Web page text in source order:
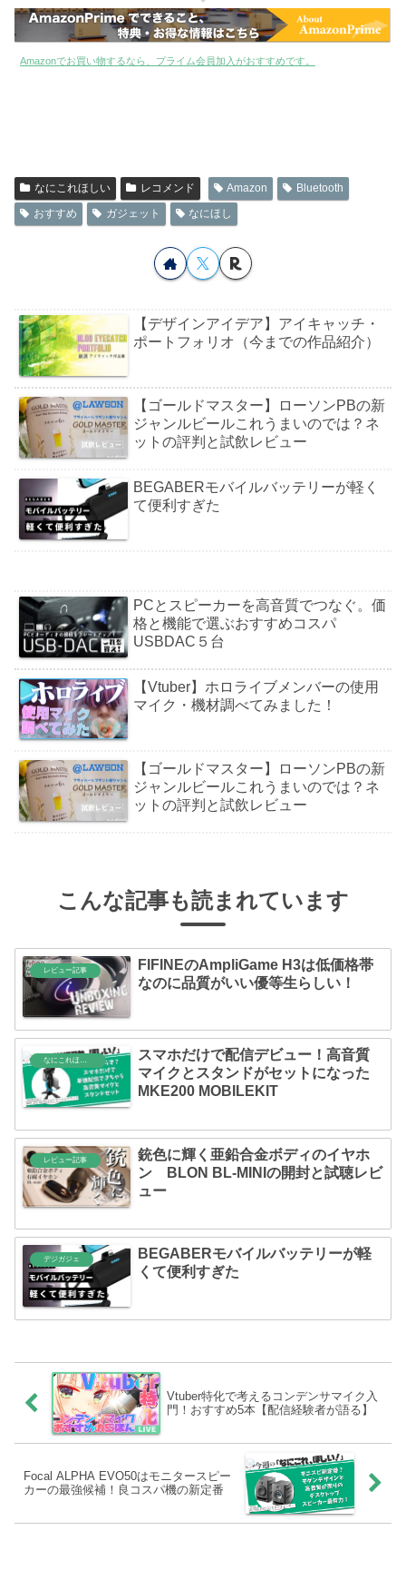
Amazonでお買い物するなら、プライム会員加入がおすすめです。
なにこれほしい レコメンド Amazon
Bluetooth
おすすめ
ガジェット なにほし
【デザインアイデア】アイキャッチ・
ポートフォリオ（今までの作品紹介）
【ゴールドマスター】ローソンPBの新
ジャンルビールこれうまいのでは？ネ
ットの評判と試飲レビュー
BEGABERモバイルバッテリーが軽く
て便利すぎた
PCとスピーカーを高音質でつなぐ。価
格と機能で選ぶおすすめコスパ
USBDAC５台
【Vtuber】ホロライブメンバーの使用
マイク・機材調べてみました！
【ゴールドマスター】ローソンPBの新
ジャンルビールこれうまいのでは？ネ
ットの評判と試飲レビュー
こんな記事も読まれています
レビュー記事
FIFINEのAmpliGame H3は低価格帯
なのに品質がいい優等生らしい！
なにこれほしい
スマホだけで配信デビュー！高音質
マイクとスタンドがセットになった
MKE200 MOBILEKIT
レビュー記事
銃色に輝く亜鉛合金ボディのイヤホ
ン BLON BL-MINIの開封と試聴レビ
ュー
デジガジェ
BEGABERモバイルバッテリーが軽
くて便利すぎた
Vtuber特化で考えるコンデンサマイク入
門！おすすめ5本【配信経験者が語る】
Focal ALPHA EVO50はモニタースピー
カーの最強候補！良コスパ機の新定番